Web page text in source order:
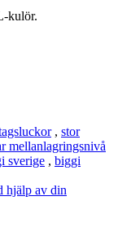
, stor
mellanlagringsnivå
sverige , biggi
hjälp av din